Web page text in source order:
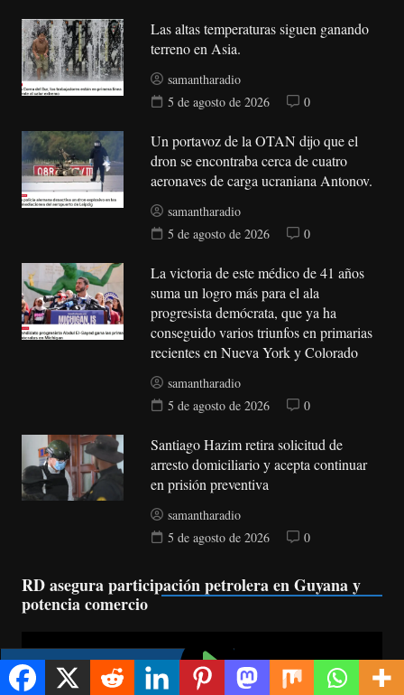
Las altas temperaturas siguen ganando
terreno en Asia.
samantharadio
5 de agosto de 2026
0
Un portavoz de la OTAN dijo que el
dron se encontraba cerca de cuatro
aeronaves de carga ucraniana Antonov.
samantharadio
5 de agosto de 2026
0
La victoria de este médico de 41 años
suma un logro más para el ala
progresista demócrata, que ya ha
conseguido varios triunfos en primarias
recientes en Nueva York y Colorado
samantharadio
5 de agosto de 2026
0
Santiago Hazim retira solicitud de
arresto domiciliario y acepta continuar
en prisión preventiva
samantharadio
5 de agosto de 2026
0
RD asegura participación petrolera en Guyana y
potencia comercio
de
vídeo